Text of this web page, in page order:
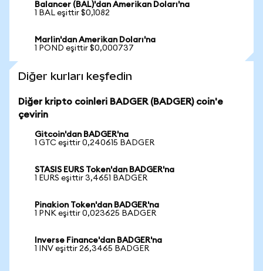
Balancer (BAL)'dan Amerikan Doları'na
1 BAL eşittir $0,1082
Marlin'dan Amerikan Doları'na
1 POND eşittir $0,000737
Diğer kurları keşfedin
Diğer kripto coinleri BADGER (BADGER) coin'e
çevirin
Gitcoin'dan BADGER'na
1 GTC eşittir 0,240615 BADGER
STASIS EURS Token'dan BADGER'na
1 EURS eşittir 3,4651 BADGER
Pinakion Token'dan BADGER'na
1 PNK eşittir 0,023625 BADGER
Inverse Finance'dan BADGER'na
1 INV eşittir 26,3465 BADGER